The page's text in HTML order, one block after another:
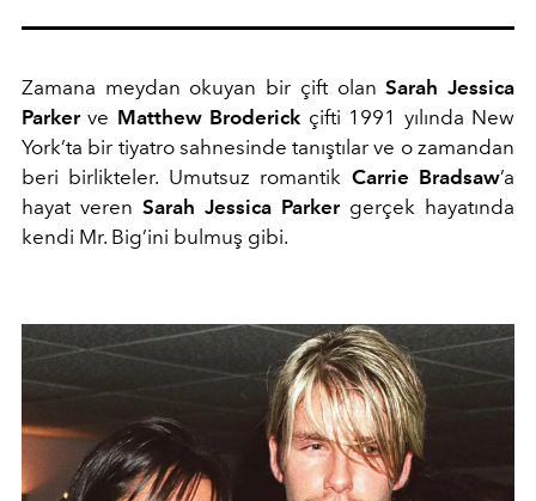
Zamana meydan okuyan bir çift olanSarah Jessica
Parkerve Matthew Broderick çifti 1991 yılında New
York’ta bir tiyatro sahnesinde tanıştılar ve o zamandan
beri birlikteler. Umutsuz romantik Carrie Bradsaw’a
hayat veren Sarah Jessica Parker gerçek hayatında
kendi Mr. Big’ini bulmuş gibi.